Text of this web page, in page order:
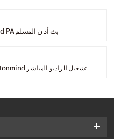
يدعم برنامج نظام tonmind PA بث أذان المسلم
يدعم برنامج إدارة الصوت tonmind تشغيل الراديو المباشر